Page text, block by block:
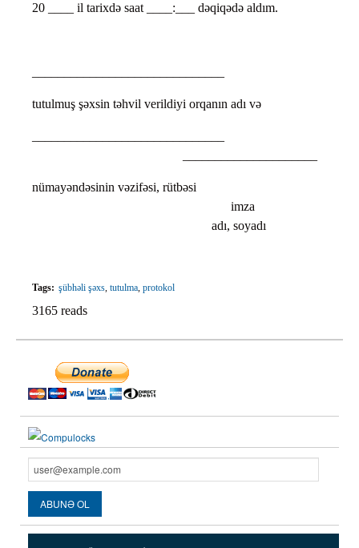
20 ____ il tarixdə saat ____:___ dəqiqədə aldım.
tutulmuş şəxsin təhvil verildiyi orqanın adı və
nümayəndəsinin vəzifəsi, rütbəsi
imza
adı, soyadı
Tags: şübhəli şəxs, tutulma, protokol
3165 reads